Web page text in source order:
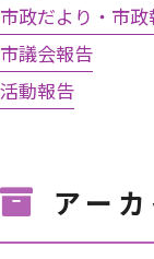
市政だより・市
市議会報告
活動報告
アー